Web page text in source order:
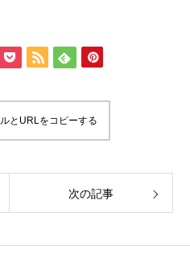
とURLをコピーする
次の記事